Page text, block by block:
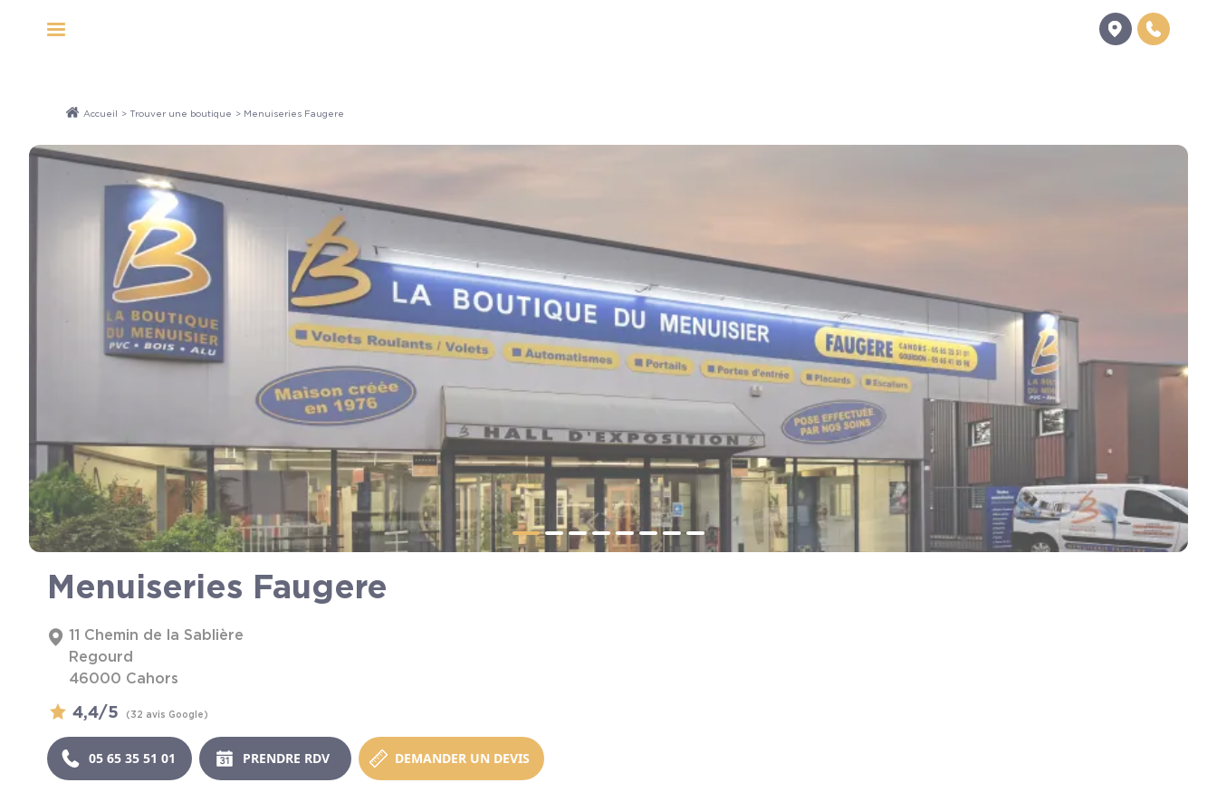
Accueil > Trouver une boutique > Menuiseries Faugere
Menuiseries Faugere
11 Chemin de la Sablière
Regourd
46000 Cahors
4,4/5 (32 avis Google)
05 65 35 51 01 PRENDRE RDV DEMANDER UN DEVIS